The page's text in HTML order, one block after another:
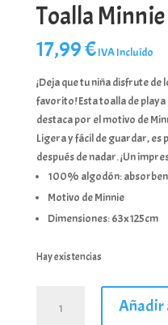
Toalla
17,99€IVA Incluído
¡Deja que tu niña disfrute de
favorito! Esta toalla de
destaca por el motivo de
Ligera y fácil de guardar, es
después de nadar. ¡Un
100% algodón:
Motivo de Minnie
Dimensiones: 63x125cm
Hay existencias
Minnie
Añadir